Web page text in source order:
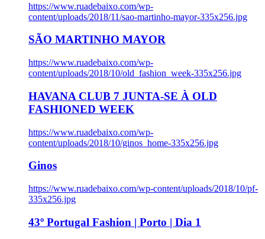
https://www.ruadebaixo.com/wp-
content/uploads/2018/11/sao-martinho-mayor-335x256.jpg
SÃO MARTINHO MAYOR
https://www.ruadebaixo.com/wp-
content/uploads/2018/10/old_fashion_week-335x256.jpg
HAVANA CLUB 7 JUNTA-SE À OLD
FASHIONED WEEK
https://www.ruadebaixo.com/wp-
content/uploads/2018/10/ginos_home-335x256.jpg
Ginos
https://www.ruadebaixo.com/wp-content/uploads/2018/10/pf-
335x256.jpg
43º Portugal Fashion | Porto | Dia 1